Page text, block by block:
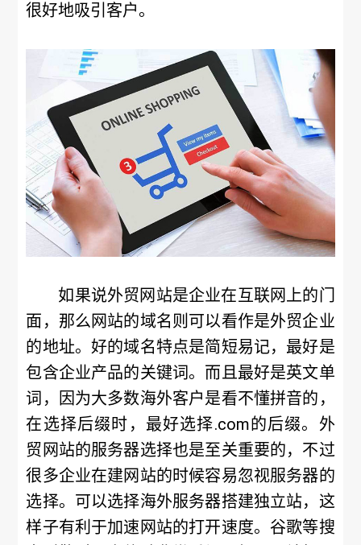
很好地吸引客户。
如果说外贸网站是企业在互联网上的门
面，那么网站的域名则可以看作是外贸企业
的地址。好的域名特点是简短易记，最好是
包含企业产品的关键词。而且最好是英文单
词，因为大多数海外客户是看不懂拼音的，
在选择后缀时，最好选择.com的后缀。外
贸网站的服务器选择也是至关重要的，不过
很多企业在建网站的时候容易忽视服务器的
选择。可以选择海外服务器搭建独立站，这
样子有利于加速网站的打开速度。谷歌等搜